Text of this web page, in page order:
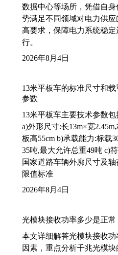
数据中心等场所，凭借自身
势满足不同领域对电力供应
高要求，保障电力系统稳定
行。
2026年8月4日
13米平板车的标准尺寸和载
参数
13米平板车主要技术参数包
a)外形尺寸:长13m×宽
板高55cm b)承载能力:标载
35吨,最大允许总重49吨 c)
国家道路车辆外廓尺寸及轴
限值标准
2026年8月4日
光模块接收功率多少是正常
本文详细解答光模块接收
因素，重点分析千兆光模